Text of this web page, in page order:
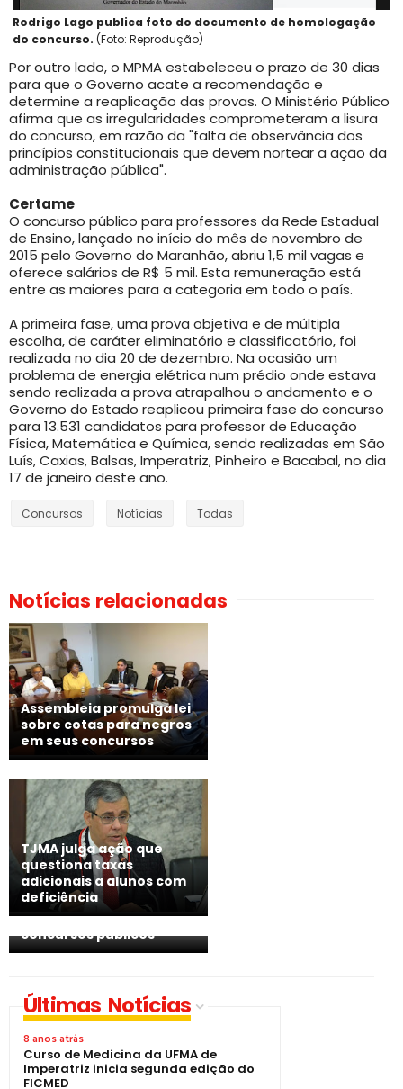
Rodrigo Lago publica foto do documento de homologação
do concurso. (Foto: Reprodução)
Por outro lado, o MPMA estabeleceu o prazo de 30 dias
para que o Governo acate a recomendação e
determine a reaplicação das provas. O Ministério Público
afirma que as irregularidades comprometeram a lisura
do concurso, em razão da "falta de observância dos
princípios constitucionais que devem nortear a ação da
administração pública".
Certame
O concurso público para professores da Rede Estadual
de Ensino, lançado no início do mês de novembro de
2015 pelo Governo do Maranhão, abriu 1,5 mil vagas e
oferece salários de R$ 5 mil. Esta remuneração está
entre as maiores para a categoria em todo o país.
A primeira fase, uma prova objetiva e de múltipla
escolha, de caráter eliminatório e classificatório, foi
realizada no dia 20 de dezembro. Na ocasião um
problema de energia elétrica num prédio onde estava
sendo realizada a prova atrapalhou o andamento e o
Governo do Estado reaplicou primeira fase do concurso
para 13.531 candidatos para professor de Educação
Física, Matemática e Química, sendo realizadas em São
Luís, Caxias, Balsas, Imperatriz, Pinheiro e Bacabal, no dia
17 de janeiro deste ano.
Concursos Notícias Todas
Notícias relacionadas
Assembleia promulga lei
sobre cotas para negros
em seus concursos
TJMA julga ação que
questiona taxas
adicionais a alunos com
deficiência
MPF exige que IFMA
adote critérios para
cotas raciais em
concursos públicos
Últimas Notícias
8 anos atrás
Curso de Medicina da UFMA de
Imperatriz inicia segunda edição do
FICMED